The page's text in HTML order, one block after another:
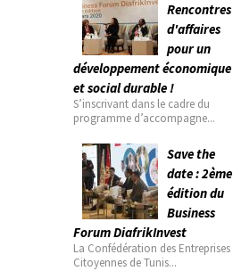
Rencontres
d'affaires
pour un
développement économique
et social durable !
S’inscrivant dans le cadre du
programme d’accompagne...
Save the
date : 2ème
édition du
Business
Forum DiafrikInvest
La Confédération des Entreprises
Citoyennes de Tunis...